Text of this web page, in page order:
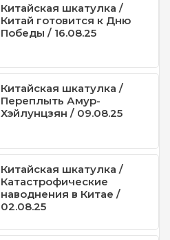
Китайская шкатулка /
Китай готовится к Дню
Победы / 16.08.25
Китайская шкатулка /
Переплыть Амур-
Хэйлунцзян / 09.08.25
Китайская шкатулка /
Катастрофические
наводнения в Китае /
02.08.25